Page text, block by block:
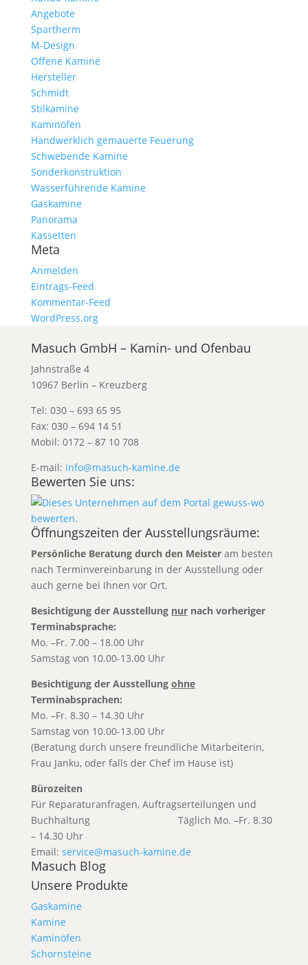
Angebote
Spartherm
M-Design
Offene Kamine
Hersteller
Schmidt
Stilkamine
Kaminöfen
Handwerklich gemauerte Feuerung
Schwebende Kamine
Sonderkonstruktion
Wasserführende Kamine
Gaskamine
Panorama
Kassetten
Meta
Anmelden
Eintrags-Feed
Kommentar-Feed
WordPress.org
Masuch GmbH – Kamin- und Ofenbau
Jahnstraße 4
10967 Berlin – Kreuzberg
Tel: 030 – 693 65 95
Fax: 030 – 694 14 51
Mobil: 0172 – 87 10 708
E-mail: info@masuch-kamine.de
Bewerten Sie uns:
Öffnungszeiten der Ausstellungsräume:
Persönliche Beratung durch den Meister am besten
nach Terminvereinbarungin der Ausstellung oder
auch gerne bei Ihnen vor Ort.
Besichtigung der Ausstellung nurnach vorheriger
Terminabsprache:
Mo. –Fr. 7.00 – 18.00 Uhr
Samstag von 10.00-13.00 Uhr
Besichtigung der Ausstellung ohne
Terminabsprachen:
Mo. –Fr. 8.30 – 14.30 Uhr
Samstag von 10.00-13.00 Uhr
(Beratung durch unsere freundliche Mitarbeiterin,
Frau Janku, oder falls der Chef im Hause ist)
Bürozeiten
Für Reparaturanfragen, Auftragserteilungen und
Buchhaltung Täglich Mo. –Fr. 8.30
– 14.30 Uhr
Email: service@masuch-kamine.de
Masuch Blog
Unsere Produkte
Gaskamine
Kamine
Kaminöfen
Schornsteine